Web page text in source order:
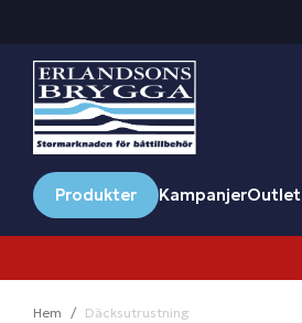
Produkter KampanjerOutlet
Hem Däcksutrustning